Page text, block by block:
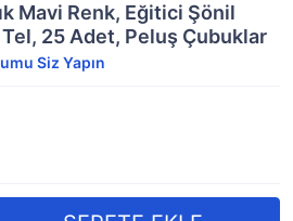
Mavi Renk, Eğitici Şönil
25 Adet, Peluş Çubuklar
Siz Yapın